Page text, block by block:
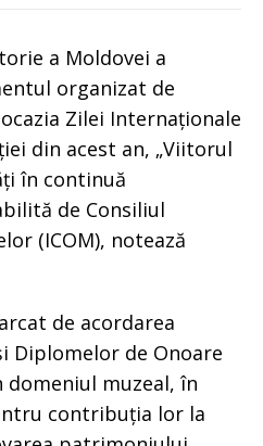
a Moldovei a
organizat de
Zilei Internaționale
din acest an, „Viitorul
în continuă
de Consiliul
(ICOM), notează
de acordarea
Diplomelor de Onoare
muzeal, în
contribuția lor la